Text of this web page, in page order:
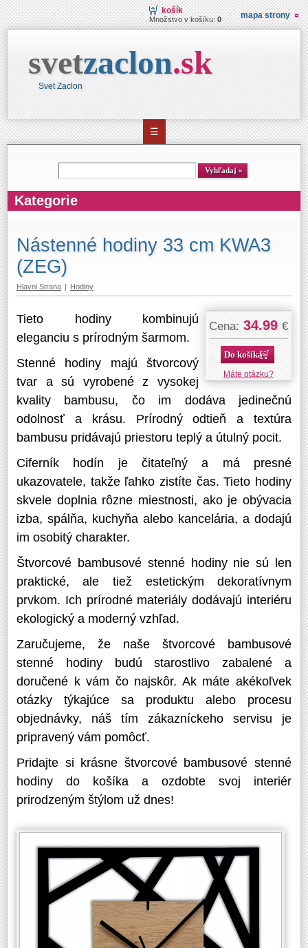
košík
Množstvo v košíku:0 mapa strony
svetzaclon.sk
Svet Zaclon
☰
Kategorie
Nástenné hodiny 33 cm KWA3
(ZEG)
Hlavni Strana | Hodiny
Cena: 34.99 €
Do košíka
Máte otázku?
Tieto hodiny kombinujú
eleganciu s prírodným šarmom.
Stenné hodiny majú štvorcový
tvar a sú vyrobené z vysokej
kvality bambusu, čo im dodáva jedinečnú
odolnosť a krásu. Prírodný odtieň a textúra
bambusu pridávajú priestoru teplý a útulný pocit.
Ciferník hodín je čitateľný a má presné
ukazovatele, takže ľahko zistíte čas. Tieto hodiny
skvele doplnia rôzne miestnosti, ako je obývacia
izba, spálňa, kuchyňa alebo kancelária, a dodajú
im osobitý charakter.
Štvorcové bambusové stenné hodiny nie sú len
praktické, ale tiež estetickým dekoratívnym
prvkom. Ich prírodné materiály dodávajú interiéru
ekologický a moderný vzhľad.
Zaručujeme, že naše štvorcové bambusové
stenné hodiny budú starostlivo zabalené a
doručené k vám čo najskôr. Ak máte akékoľvek
otázky týkajúce sa produktu alebo procesu
objednávky, náš tím zákazníckeho servisu je
pripravený vám pomôcť.
Pridajte si krásne štvorcové bambusové stenné
hodiny do košíka a ozdobte svoj interiér
prirodzeným štýlom už dnes!